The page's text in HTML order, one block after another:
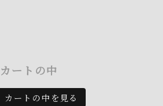
カートの中
カートの中を見る